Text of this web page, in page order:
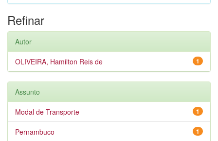
Refinar
Autor
1
OLIVEIRA, Hamilton Reis de
Assunto
1
Modal de Transporte
1
Pernambuco